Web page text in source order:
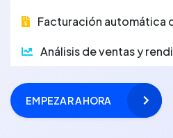
Facturación automática
Análisis de ventas y
EMPEZAR AHORA